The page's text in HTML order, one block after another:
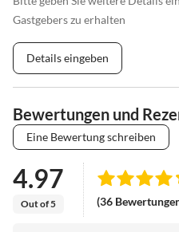
Gastgebers zu erhalten
Details eingeben
Bewertungen und
Eine Bewertung schreiben
4.97
Out of 5 (36